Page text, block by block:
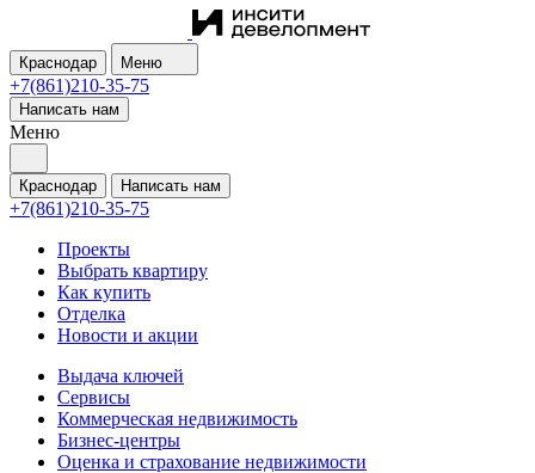
Краснодар Меню
+7(861)210-35-75
Написать нам
Меню
Краснодар Написать нам
+7(861)210-35-75
Проекты
Выбрать квартиру
Как купить
Отделка
Новости и акции
Выдача ключей
Сервисы
Коммерческая недвижимость
Бизнес-центры
Оценка и страхование недвижимости